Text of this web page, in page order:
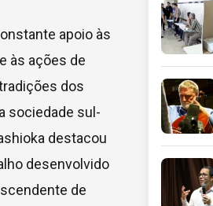
apoio às
às ações de
dos
sociedade sul-
destacou
desenvolvido
de